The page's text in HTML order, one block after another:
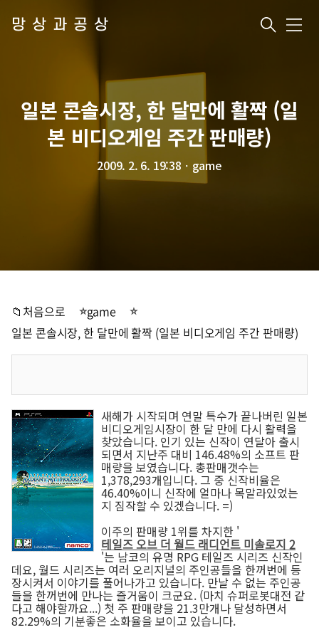
망상과공상 메
일본 콘솔시장, 한 달만에 활짝 (일
본 비디오게임 주간 판매량)
2009. 2. 6. 19:38 ㆍ game
📁처음으로
game
일본 콘솔시장, 한 달만에 활짝 (일본 비디오게임 주간 판매량)
새해가 시작되며 연말 특수가 끝나버린 일본
비디오게임시장이 한 달 만에 다시 활력을
찾았습니다. 인기 있는 신작이 연달아 출시
되면서 지난주 대비 146.48%의 소프트 판
매량을 보였습니다. 총판매갯수는
1,378,293개입니다. 그 중 신작비율은
46.40%이니 신작에 얼마나 목말라있었는
지 짐작할 수 있겠습니다. =)
이주의 판매량 1위를 차지한 '
테일즈 오브 더 월드 래디언트 미솔로지 2
'는 남코의 유명 RPG 테일즈 시리즈 신작인
데요, 월드 시리즈는 여러 오리지널의 주인공들을 한꺼번에 등
장시켜서 이야기를 풀어나가고 있습니다. 만날 수 없는 주인공
들을 한꺼번에 만나는 즐거움이 크군요. (마치 슈퍼로봇대전 같
다고 해야할까요...) 첫 주 판매량을 21.3만개나 달성하면서
82.29%의 기분좋은 소화율을 보이고 있습니다.